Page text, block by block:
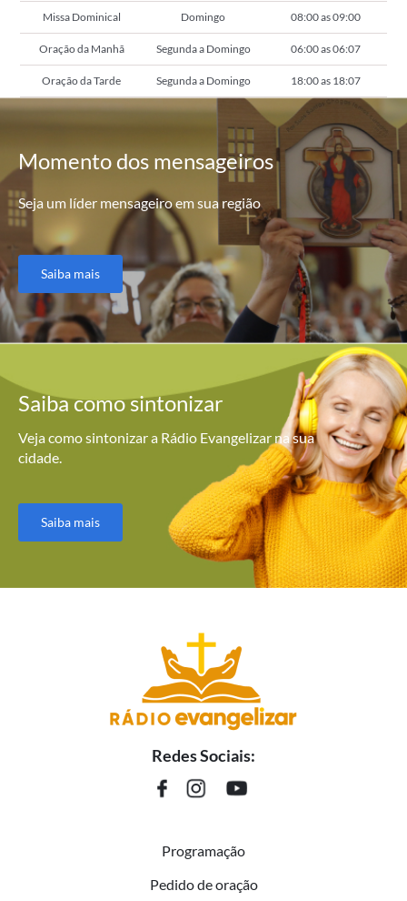
Missa Dominical Domingo 08:00 as 09:00
Oração da Manhã Segunda a Domingo 06:00 as 06:07
Oração da Tarde Segunda a Domingo 18:00 as 18:07
Momentodos mensageiros
Seja um líder mensageiro em sua região
Saiba mais
Saiba comosintonizar
Veja como sintonizar a Rádio Evangelizar na sua
cidade.
Saiba mais
Redes Sociais:
Programação
Pedido de oração